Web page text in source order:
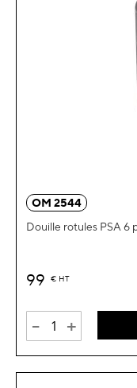
OM 2544
Douille rotules PSA 6
99 € HT
- +